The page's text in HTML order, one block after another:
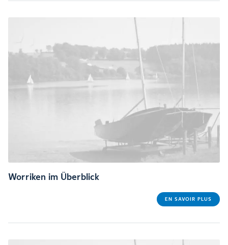
Worriken im Überblick
EN SAVOIR PLUS